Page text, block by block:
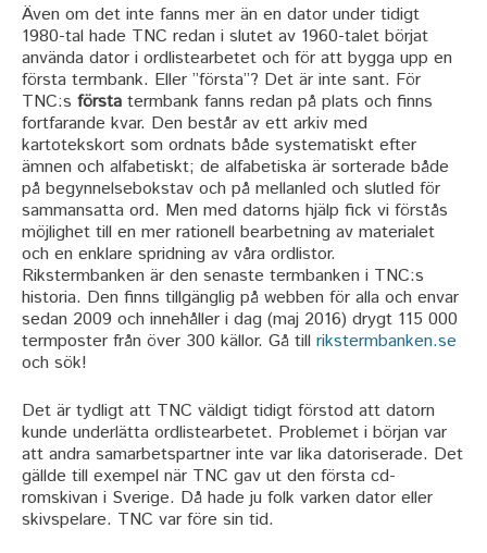
Även om det inte fanns mer än en dator under tidigt
1980-tal hade TNC redan i slutet av 1960-talet börjat
använda dator i ordlistearbetet och för att bygga upp en
första termbank. Eller ”första”? Det är inte sant. För
TNC:s första termbank fanns redan på plats och finns
fortfarande kvar. Den består av ett arkiv med
kartotekskort som ordnats både systematiskt efter
ämnen och alfabetiskt; de alfabetiska är sorterade både
på begynnelsebokstav och på mellanled och slutled för
sammansatta ord. Men med datorns hjälp fick vi förstås
möjlighet till en mer rationell bearbetning av materialet
och en enklare spridning av våra ordlistor.
Rikstermbanken är den senaste termbanken i TNC:s
historia. Den finns tillgänglig på webben för alla och envar
sedan 2009 och innehåller i dag (maj 2016) drygt 115 000
termposter från över 300 källor. Gå till rikstermbanken.se
och sök!
Det är tydligt att TNC väldigt tidigt förstod att datorn
kunde underlätta ordlistearbetet. Problemet i början var
att andra samarbetspartner inte var lika datoriserade. Det
gällde till exempel när TNC gav ut den första cd-
romskivan i Sverige. Då hade ju folk varken dator eller
skivspelare. TNC var före sin tid.